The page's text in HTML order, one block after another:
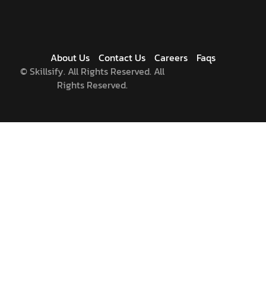
©Skillsify. All Rights Reserved. All
Rights Reserved.
About Us Contact Us Careers Faqs